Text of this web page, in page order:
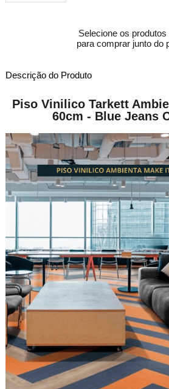
Selecione os
para comprar junto do
Descrição do Produto
Piso Vinilico Tarkett
60cm - Blue Jeans